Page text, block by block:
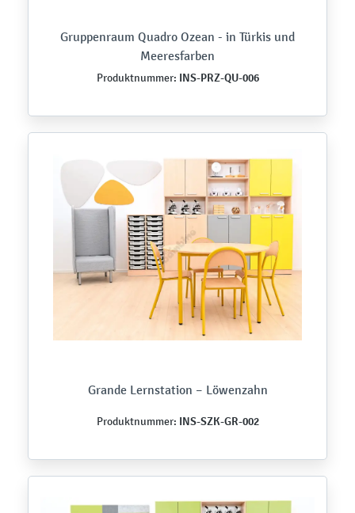
Gruppenraum Quadro Ozean - in Türkis und
Meeresfarben
Produktnummer: INS-PRZ-QU-006
Grande Lernstation – Löwenzahn
Produktnummer: INS-SZK-GR-002